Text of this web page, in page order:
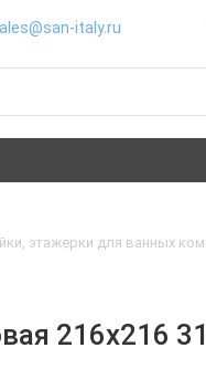
italy.ru
этажерки для ванных
216x216